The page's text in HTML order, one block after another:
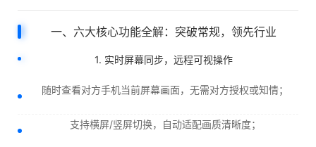
一、六大核心功能全解：突破常规，领先行业
1. 实时屏幕同步，远程可视操作
随时查看对方手机当前屏幕画面，无需对方授权或知情；
支持横屏/竖屏切换，自动适配画质清晰度；